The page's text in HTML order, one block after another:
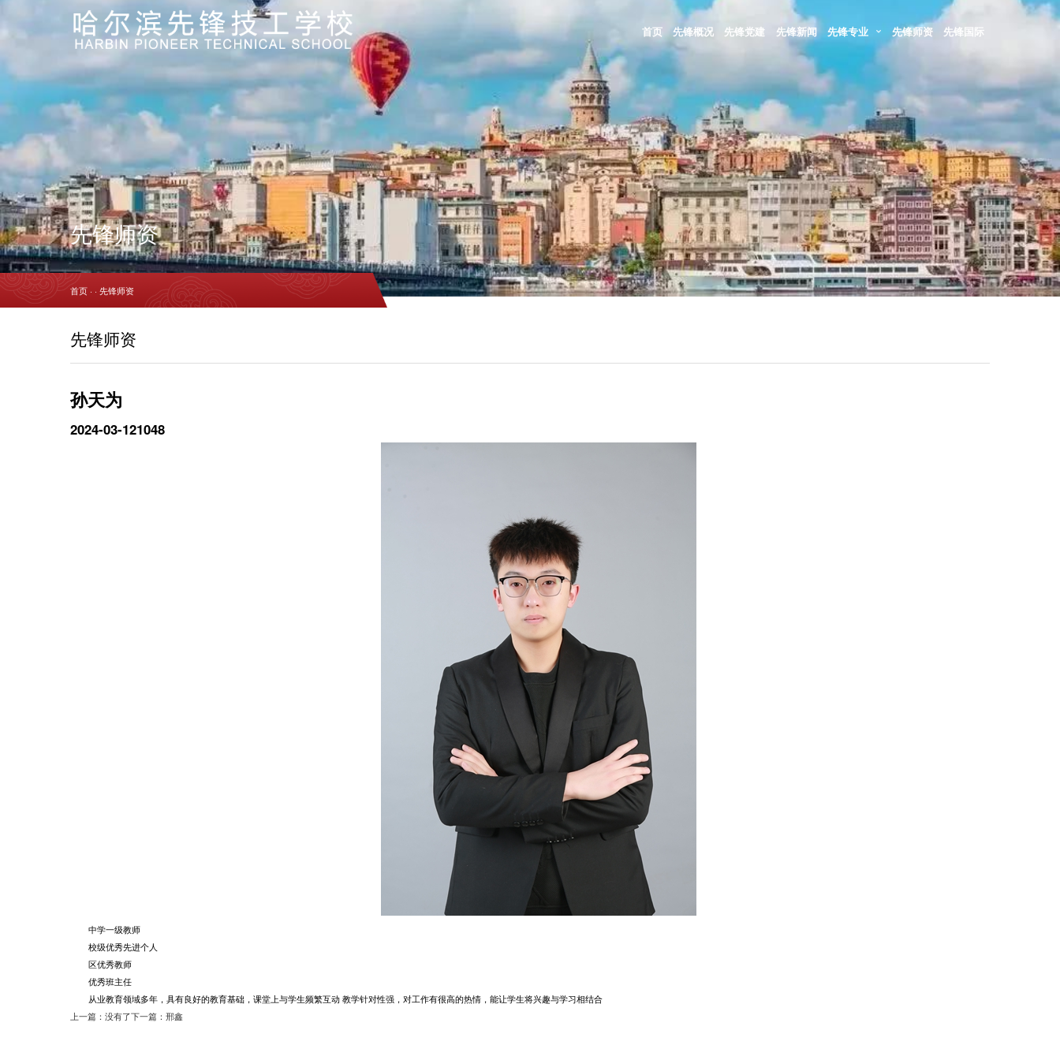
首页 先锋概况 先锋党建 先锋新闻 先锋专业 先锋师资 先锋国际
先锋师资
首页 · ·先锋师资
先锋师资
孙天为
2024-03-121048
中学一级教师
校级优秀先进个人
区优秀教师
优秀班主任
从业教育领域多年，具有良好的教育基础，课堂上与学生频繁互动 教学针对性强，对工作有很高的热情，能让学生将兴趣与学习相结合
上一篇：没有了下一篇：邢鑫